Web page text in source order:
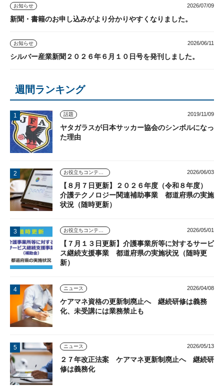
お知らせ 2026/07/09
新聞・書籍のお申し込みがより分かりやすくなりました。
お知らせ 2026/06/11
シルバー産業新聞２０２６年６月１０日号を発刊しました。
週間ランキング
話題 2019/11/09
ヤタガラスが日本サッカー協会のシンボルになっ
た理由
お役立ちコンテンツ 2026/06/03
【８月７日更新】２０２６年度（令和８年度）
介護テクノロジー関連補助事業 都道府県の実施
状況（随時更新）
お役立ちコンテンツ 2026/05/01
【７月１３日更新】介護事業所等に対するサービ
ス継続支援事業 都道府県の実施状況（随時更
新）
ニュース 2026/04/08
ケアマネ資格の更新制廃止へ 継続研修は義務
化、未受講には業務禁止も
ニュース 2026/05/13
２７年改正法案 ケアマネ更新制廃止へ 継続研
修は義務化